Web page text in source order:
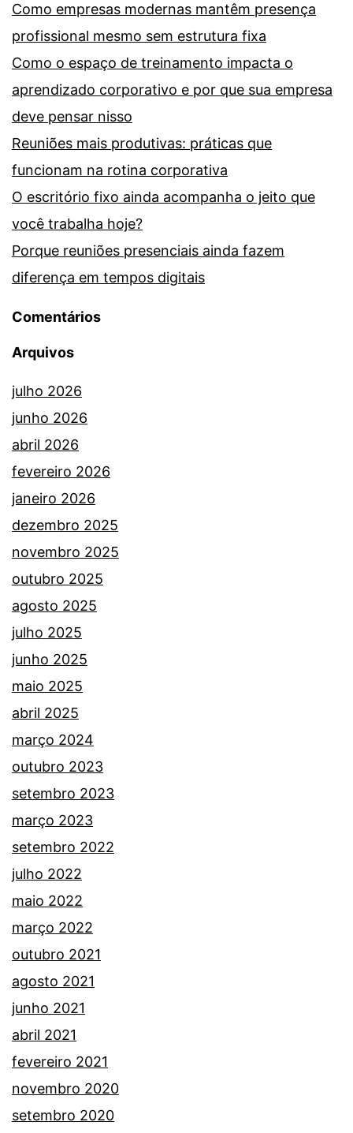
Como empresas modernas mantêm presença
profissional mesmo sem estrutura fixa
Como o espaço de treinamento impacta o
aprendizado corporativo e por que sua empresa
deve pensar nisso
Reuniões mais produtivas: práticas que
funcionam na rotina corporativa
O escritório fixo ainda acompanha o jeito que
você trabalha hoje?
Porque reuniões presenciais ainda fazem
diferença em tempos digitais
Comentários
Arquivos
julho 2026
junho 2026
abril 2026
fevereiro 2026
janeiro 2026
dezembro 2025
novembro 2025
outubro 2025
agosto 2025
julho 2025
junho 2025
maio 2025
abril 2025
março 2024
outubro 2023
setembro 2023
março 2023
setembro 2022
julho 2022
maio 2022
março 2022
outubro 2021
agosto 2021
junho 2021
abril 2021
fevereiro 2021
novembro 2020
setembro 2020